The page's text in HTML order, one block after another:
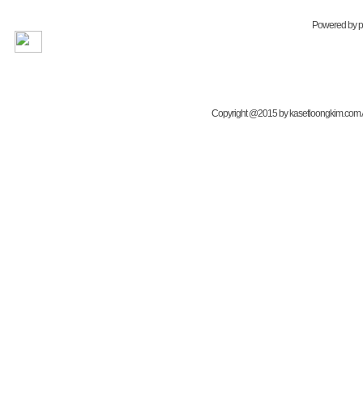
Powered by
Copyright @2015 by kasetloongkim.com